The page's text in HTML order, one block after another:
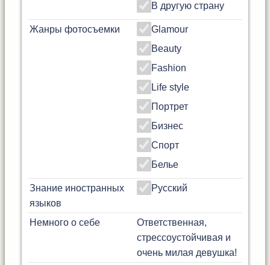
В другую страну
Жанры фотосъемки
Glamour
Beauty
Fashion
Life style
Портрет
Бизнес
Спорт
Белье
Знание иностранных
языков
Русский
Немного о себе
Ответственная,
стрессоустойчивая и
очень милая девушка!